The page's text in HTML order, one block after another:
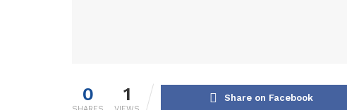
0 1 Share on Facebook